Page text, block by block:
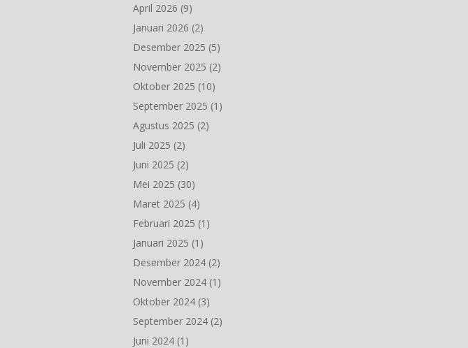
April 2026 (9)
Januari 2026 (2)
Desember 2025 (5)
November 2025 (2)
Oktober 2025 (10)
September 2025 (1)
Agustus 2025 (2)
Juli 2025 (2)
Juni 2025 (2)
Mei 2025 (30)
Maret 2025 (4)
Februari 2025 (1)
Januari 2025 (1)
Desember 2024 (2)
November 2024 (1)
Oktober 2024 (3)
September 2024 (2)
Juni 2024 (1)